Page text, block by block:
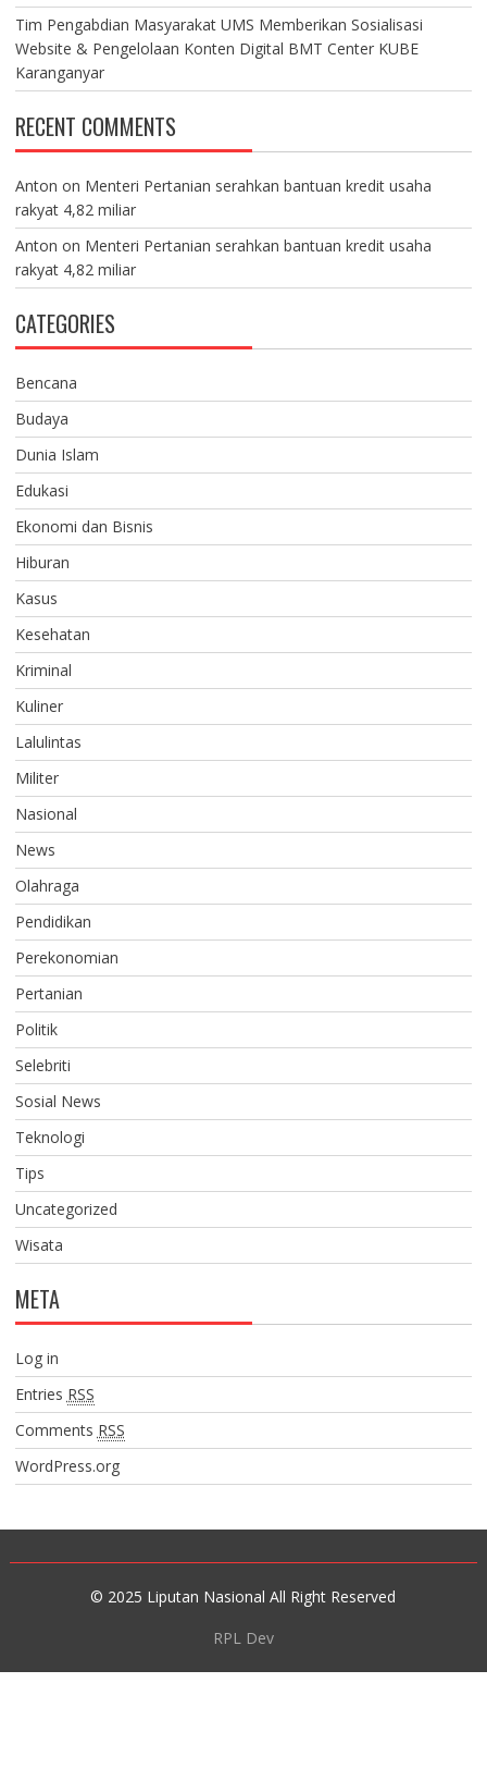
Tim Pengabdian Masyarakat UMS Memberikan Sosialisasi
Website & Pengelolaan Konten Digital BMT Center KUBE
Karanganyar
RECENT COMMENTS
Anton on Menteri Pertanian serahkan bantuan kredit usaha
rakyat 4,82 miliar
Anton on Menteri Pertanian serahkan bantuan kredit usaha
rakyat 4,82 miliar
CATEGORIES
Bencana
Budaya
Dunia Islam
Edukasi
Ekonomi dan Bisnis
Hiburan
Kasus
Kesehatan
Kriminal
Kuliner
Lalulintas
Militer
Nasional
News
Olahraga
Pendidikan
Perekonomian
Pertanian
Politik
Selebriti
Sosial News
Teknologi
Tips
Uncategorized
Wisata
META
Log in
Entries RSS
Comments RSS
WordPress.org
© 2025 Liputan Nasional All Right Reserved
RPL Dev